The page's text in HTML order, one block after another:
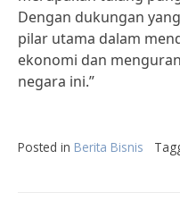
Dengan dukungan
pilar utama dalam
ekonomi dan
negara ini.”
Posted in Berita Bisnis